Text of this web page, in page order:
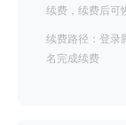
续费，续费后可
续费路径：登录
名完成续费